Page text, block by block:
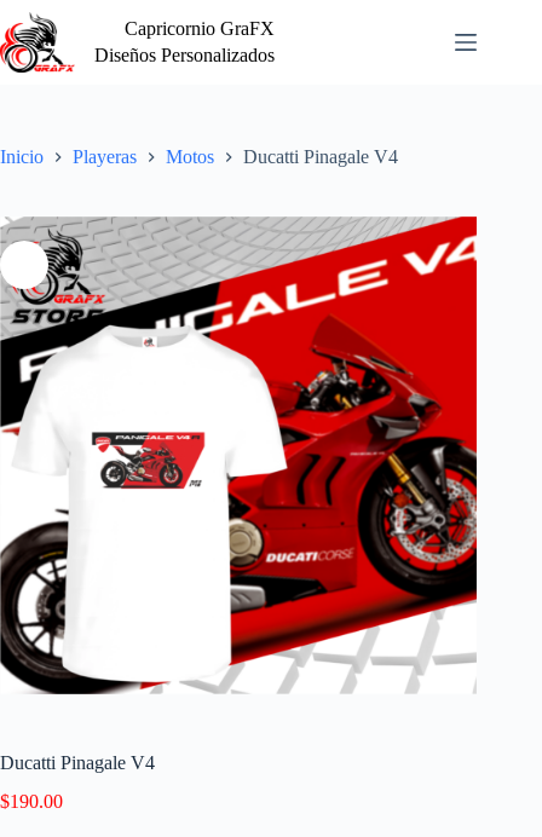
Saltar
al
contenido
Capricornio GraFX
Diseños Personalizados
Inicio Playeras Motos Ducatti Pinagale V4
Ducatti Pinagale V4
$190.00